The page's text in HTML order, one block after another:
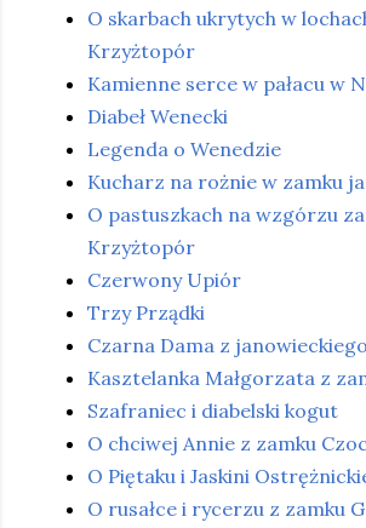
O skarbach ukrytych w
Krzyżtopór
Kamienne serce w pałacu w
Diabeł Wenecki
Legenda o Wenedzie
Kucharz na rożnie w zamku
O pastuszkach na wzgórzu
Krzyżtopór
Czerwony Upiór
Trzy Prządki
Czarna Dama z
Kasztelanka Małgorzata z
Szafraniec i diabelski kogut
O chciwej Annie z zamku
O Piętaku i Jaskini
O rusałce i rycerzu z zamku